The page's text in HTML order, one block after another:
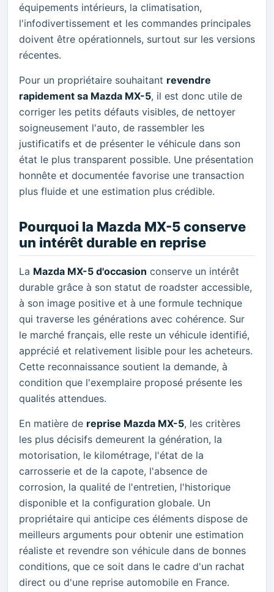
équipements intérieurs, la climatisation,
l'infodivertissement et les commandes principales
doivent être opérationnels, surtout sur les versions
récentes.
Pour un propriétaire souhaitant revendre
rapidement sa Mazda MX-5, il est donc utile de
corriger les petits défauts visibles, de nettoyer
soigneusement l'auto, de rassembler les
justificatifs et de présenter le véhicule dans son
état le plus transparent possible. Une présentation
honnête et documentée favorise une transaction
plus fluide et une estimation plus crédible.
Pourquoi la Mazda MX-5 conserve
un intérêt durable en reprise
La Mazda MX-5 d'occasion conserve un intérêt
durable grâce à son statut de roadster accessible,
à son image positive et à une formule technique
qui traverse les générations avec cohérence. Sur
le marché français, elle reste un véhicule identifié,
apprécié et relativement lisible pour les acheteurs.
Cette reconnaissance soutient la demande, à
condition que l'exemplaire proposé présente les
qualités attendues.
En matière de reprise Mazda MX-5, les critères
les plus décisifs demeurent la génération, la
motorisation, le kilométrage, l'état de la
carrosserie et de la capote, l'absence de
corrosion, la qualité de l'entretien, l'historique
disponible et la configuration globale. Un
propriétaire qui anticipe ces éléments dispose de
meilleurs arguments pour obtenir une estimation
réaliste et revendre son véhicule dans de bonnes
conditions, que ce soit dans le cadre d'un rachat
direct ou d'une reprise automobile en France.